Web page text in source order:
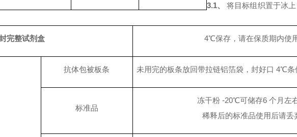
完整试剂盒 4℃保存，请在保质期内使
抗体包被板条 未用完的板条放回带拉链铝箔袋，封好口 4℃
标准品
冻干粉 -20℃可储存6 个月左
稀释后的标准品使用后请丢
3.1、
将目标组织置于冰